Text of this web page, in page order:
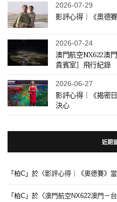
2026-07-29
影評心得｜《奧德
2026-07-24
澳門航空NX622澳
貴賓室］飛行紀錄
2026-06-27
影評心得｜《揭密
決心
近期
「 柏C 」於〈影評心得｜《奧德賽》
「 柏C 」於〈澳門航空NX622澳門－